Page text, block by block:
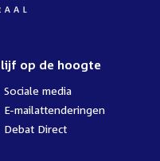
op de hoogte
Sociale media
E-mailattenderingen
Debat Direct